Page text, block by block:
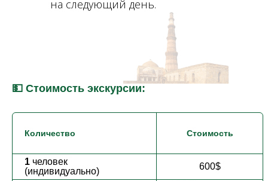
на следующий день.
💵 Стоимость экскурсии:
Количество Стоимость
1 человек
(индивидуально)
600$
А теперь — самое главное:
впечатления путешественников!
Честно, по делу, от души